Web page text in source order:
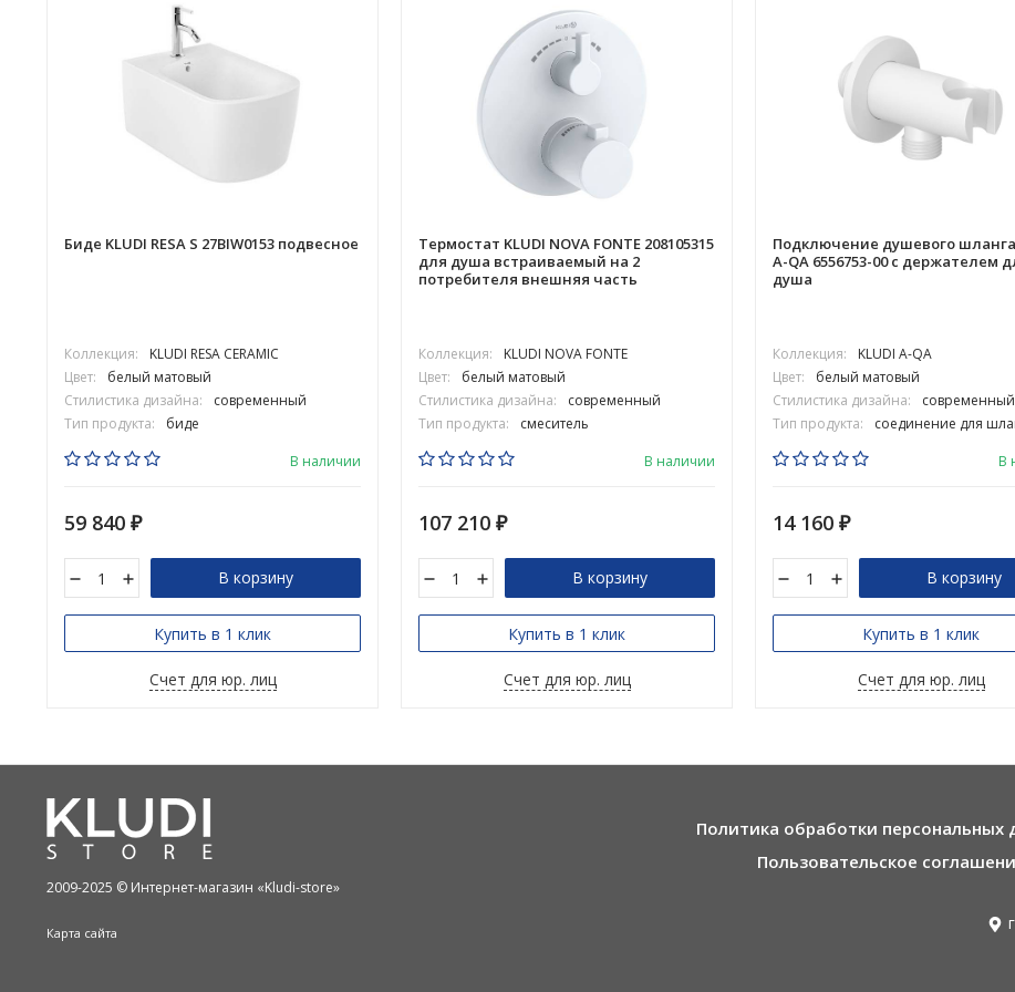
Биде KLUDI RESA S 27BIW0153 подвесное
Коллекция:
KLUDI RESA CERAMIC
Цвет:
белый матовый
Стилистика дизайна:
современный
Тип продукта:
биде
В наличии
59 840 ₽
В корзину
Купить в 1 клик
Счет для юр. лиц
Термостат KLUDI NOVA FONTE 208105315
для душа встраиваемый на 2
потребителя внешняя часть
Коллекция:
KLUDI NOVA FONTE
Цвет:
белый матовый
Стилистика дизайна:
современный
Тип продукта:
смеситель
В наличии
107 210 ₽
В корзину
Купить в 1 клик
Счет для юр. лиц
Подключение душевого шланга
A-QA 6556753-00 с держателем
душа
Коллекция:
KLUDI A-QA
Цвет:
белый матовый
Стилистика дизайна:
современный
Тип продукта:
соединение для
В
14 160 ₽
В корзину
Купить в 1 клик
Счет для юр. лиц
2009-2025 © Интернет-магазин «Kludi-store»
Карта сайта
Политика обработки персональных
Пользовательское